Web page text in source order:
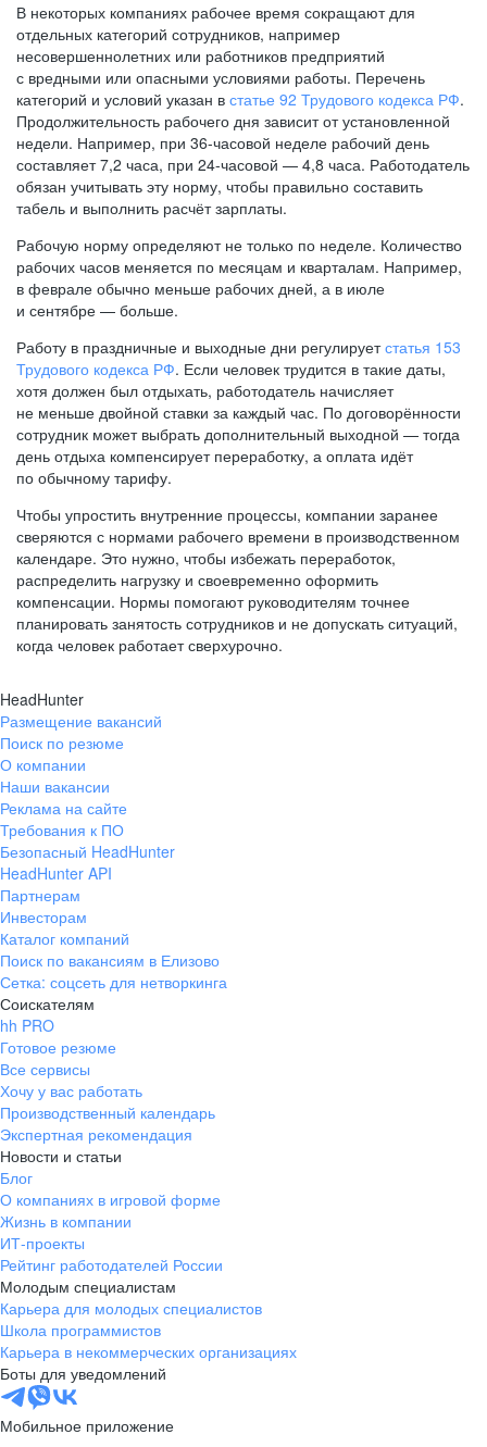
В некоторых компаниях рабочее время сокращают для
отдельных категорий сотрудников, например
несовершеннолетних или работников предприятий
с вредными или опасными условиями работы. Перечень
категорий и условий указан в статье 92 Трудового кодекса РФ.
Продолжительность рабочего дня зависит от установленной
недели. Например, при 36-часовой неделе рабочий день
составляет 7,2 часа, при 24-часовой — 4,8 часа. Работодатель
обязан учитывать эту норму, чтобы правильно составить
табель и выполнить расчёт зарплаты.
Рабочую норму определяют не только по неделе. Количество
рабочих часов меняется по месяцам и кварталам. Например,
в феврале обычно меньше рабочих дней, а в июле
и сентябре — больше.
Работу в праздничные и выходные дни регулируетстатья 153
Трудового кодекса РФ. Если человек трудится в такие даты,
хотя должен был отдыхать, работодатель начисляет
не меньше двойной ставки за каждый час. По договорённости
сотрудник может выбрать дополнительный выходной — тогда
день отдыха компенсирует переработку, а оплата идёт
по обычному тарифу.
Чтобы упростить внутренние процессы, компании заранее
сверяются с нормами рабочего времени в производственном
календаре. Это нужно, чтобы избежать переработок,
распределить нагрузку и своевременно оформить
компенсации. Нормы помогают руководителям точнее
планировать занятость сотрудников и не допускать ситуаций,
когда человек работает сверхурочно.
HeadHunter
Размещение вакансий
Поиск по резюме
О компании
Наши вакансии
Реклама на сайте
Требования к ПО
Безопасный HeadHunter
HeadHunter API
Партнерам
Инвесторам
Каталог компаний
Поиск по вакансиям в Елизово
Сетка: соцсеть для нетворкинга
Соискателям
hh PRO
Готовое резюме
Все сервисы
Хочу у вас работать
Производственный календарь
Экспертная рекомендация
Новости и статьи
Блог
О компаниях в игровой форме
Жизнь в компании
ИТ-проекты
Рейтинг работодателей России
Молодым специалистам
Карьера для молодых специалистов
Школа программистов
Карьера в некоммерческих организациях
Боты для уведомлений
Мобильное приложение